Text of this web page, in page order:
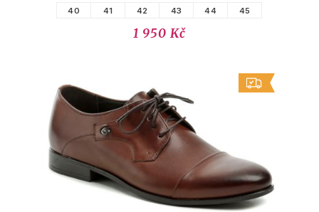
40 41 42 43 44 45
1 950 Kč